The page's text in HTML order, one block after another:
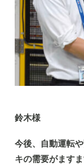
鈴木様
今後、自動運転
キの需要がます